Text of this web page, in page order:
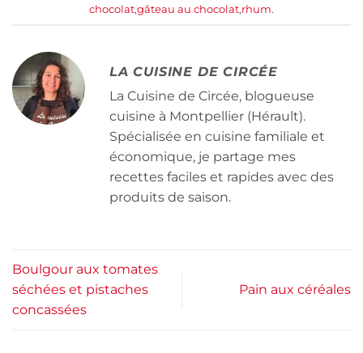
chocolat,gâteau au chocolat,rhum.
LA CUISINE DE CIRCÉE
La Cuisine de Circée, blogueuse
cuisine à Montpellier (Hérault).
Spécialisée en cuisine familiale et
économique, je partage mes
recettes faciles et rapides avec des
produits de saison.
Boulgour aux tomates
séchées et pistaches
concassées
Pain aux céréales